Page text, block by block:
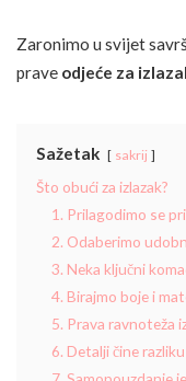
Zaronimo u svijet
prave odjeće za
Sažetak sakrij
Što obući za izlazak?
1. Prilagodimo se
2. Odaberimo
3. Neka ključni
4. Birajmo boje i
5. Prava ravnoteža
6. Detalji čine razliku